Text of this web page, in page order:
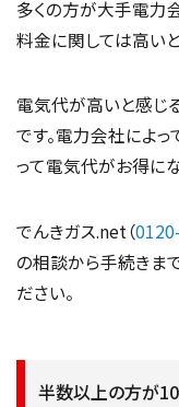
多くの方が大手電力
料金に関しては高い
電気代が高いと感じ
です。電力会社によ
って電気代がお得に
でんきガス.net（
の相談から手続きま
ださい。
半数以上の方が